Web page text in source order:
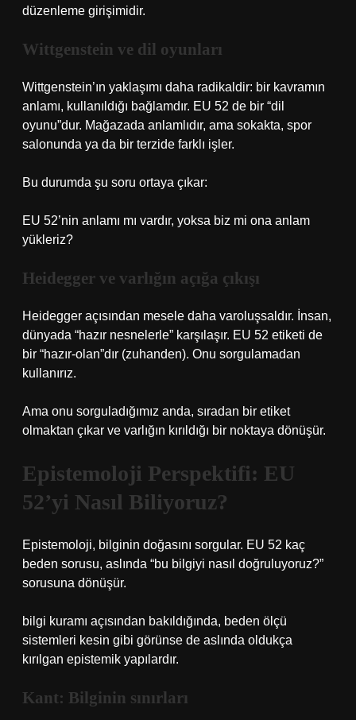
düzenleme girişimidir.
Wittgenstein ve dil oyunları
Wittgenstein’ın yaklaşımı daha radikaldir: bir kavramın
anlamı, kullanıldığı bağlamdır. EU 52 de bir “dil
oyunu”dur. Mağazada anlamlıdır, ama sokakta, spor
salonunda ya da bir terzide farklı işler.
Bu durumda şu soru ortaya çıkar:
EU 52’nin anlamı mı vardır, yoksa biz mi ona anlam
yükleriz?
Heidegger ve varlığın açığa çıkışı
Heidegger açısından mesele daha varoluşsaldır. İnsan,
dünyada “hazır nesnelerle” karşılaşır. EU 52 etiketi de
bir “hazır-olan”dır (zuhanden). Onu sorgulamadan
kullanırız.
Ama onu sorguladığımız anda, sıradan bir etiket
olmaktan çıkar ve varlığın kırıldığı bir noktaya dönüşür.
Epistemoloji Perspektifi: EU
52’yi Nasıl Biliyoruz?
Epistemoloji, bilginin doğasını sorgular. EU 52 kaç
beden sorusu, aslında “bu bilgiyi nasıl doğruluyoruz?”
sorusuna dönüşür.
bilgi kuramı açısından bakıldığında, beden ölçü
sistemleri kesin gibi görünse de aslında oldukça
kırılgan epistemik yapılardır.
Kant: Bilginin sınırları